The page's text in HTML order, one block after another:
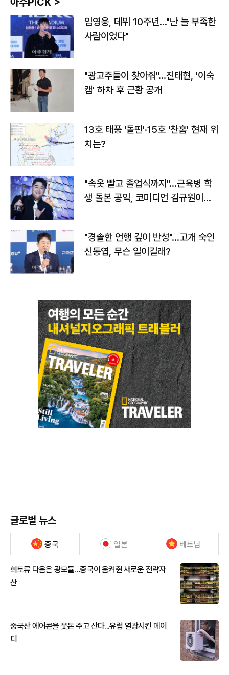
임영웅, 데뷔 10주년…"난 늘 부족한
사람이었다"
"광고주들이 찾아줘"…진태현, '이숙
캠' 하차 후 근황 공개
13호 태풍 '돌핀'·15호 '찬홈' 현재 위
치는?
"속옷 빨고 졸업식까지"…근육병 학
생 돌본 공익, 코미디언 김규원이었
"경솔한 언행 깊이 반성"…고개 숙인
신동엽, 무슨 일이길래?
글로벌 뉴스
중국 일본 베트남
희토류 다음은 광모듈…중국이 움켜쥔 새로운 전략자
산
중국산 에어콘을 웃돈 주고 산다...유럽 열광시킨 메이
디